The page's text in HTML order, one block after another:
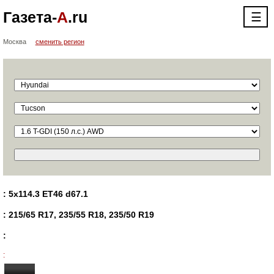
Газета-А.ru ☰
Москва сменить регион
: 5x114.3 ET46 d67.1
: 215/65 R17, 235/55 R18, 235/50 R19
:
: